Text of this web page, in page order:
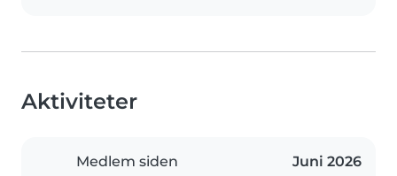
Aktiviteter
Medlem siden Juni 2026